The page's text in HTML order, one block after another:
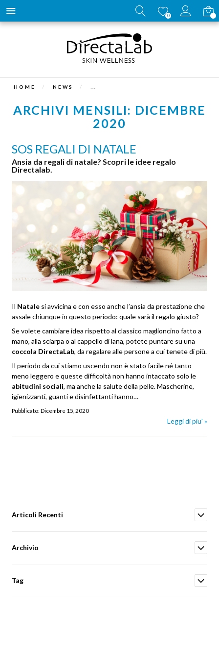
0
HOME NEWS
ARCHIVI MENSILI: DICEMBRE
2020
SOS REGALI DI NATALE
Ansia da regali di natale? Scopri le idee regalo
Directalab.
Il Natale si avvicina e con esso anche l’ansia da prestazione che
assale chiunque in questo periodo: quale sarà il regalo giusto?
Se volete cambiare idea rispetto al classico maglioncino fatto a
mano, alla sciarpa o al cappello di lana, potete puntare su una
coccola DirectaLab, da regalare alle persone a cui tenete di più.
Il periodo da cui stiamo uscendo non è stato facile né tanto
meno leggero e queste difficoltà non hanno intaccato solo le
abitudini sociali, ma anche la salute della pelle. Mascherine,
igienizzanti, guanti e disinfettanti hanno…
Pubblicato:Dicembre 15, 2020
Leggi di piu' »
Articoli Recenti
Archivio
Tag